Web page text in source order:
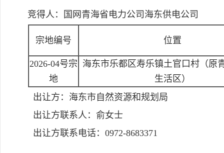
竞得人：国网青海省电力公司海东供电公司
宗地编号 位置
2026-04号宗
地
海东市乐都区寿乐镇土官口村（原
生活区）
出让方： 海东市自然资源和规划局
出让方联系人： 俞女士
出让方联系电话： 0972-8683371